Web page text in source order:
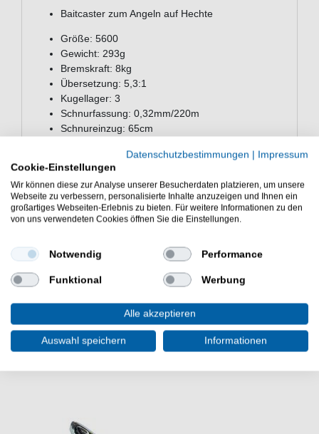
Baitcaster zum Angeln auf Hechte
Größe: 5600
Gewicht: 293g
Bremskraft: 8kg
Übersetzung: 5,3:1
Kugellager: 3
Schnurfassung: 0,32mm/220m
Schnureinzug: 65cm
robuster Aluminiumrahmen und -Körper
Super Brass-Getriebe
Carbon-Matrix-Bremse
solider Aluminium-Kurbelarm
Baitcasterrolle wurde konzipiert für das schwere Angeln
auf Hecht. Gute Angelausrüstung für Raubfisch.
WEITERE INTERESSANTE ARTIKEL
Datenschutzbestimmungen | Impressum
Cookie-Einstellungen
Wir können diese zur Analyse unserer Besucherdaten platzieren, um unsere
Webseite zu verbessern, personalisierte Inhalte anzuzeigen und Ihnen ein
großartiges Webseiten-Erlebnis zu bieten. Für weitere Informationen zu den
von uns verwendeten Cookies öffnen Sie die Einstellungen.
Notwendig Performance
Funktional Werbung
Alle akzeptieren
Auswahl speichern Informationen